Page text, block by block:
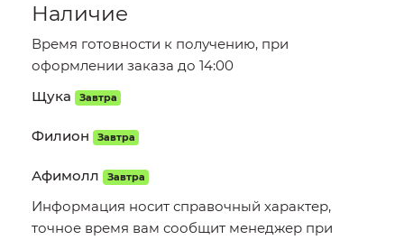
Наличие
Время готовности к получению, при
оформлении заказа до 14:00
Щука
Завтра
Филион Завтра
Афимолл Завтра
Информация носит справочный характер,
точное время вам сообщит менеджер при